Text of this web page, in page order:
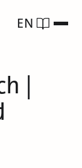
EN
|